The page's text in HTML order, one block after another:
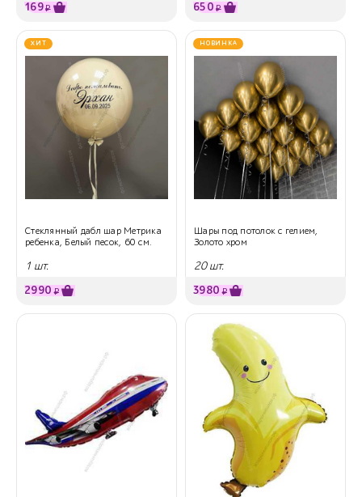
169₽ 650 ₽
ХИТ
Стеклянный дабл шар Метрика
ребенка, Белый песок, 60 см.
1 шт.
2990 ₽
НОВИНКА
Шары под потолок с гелием,
Золото хром
20 шт.
3980 ₽